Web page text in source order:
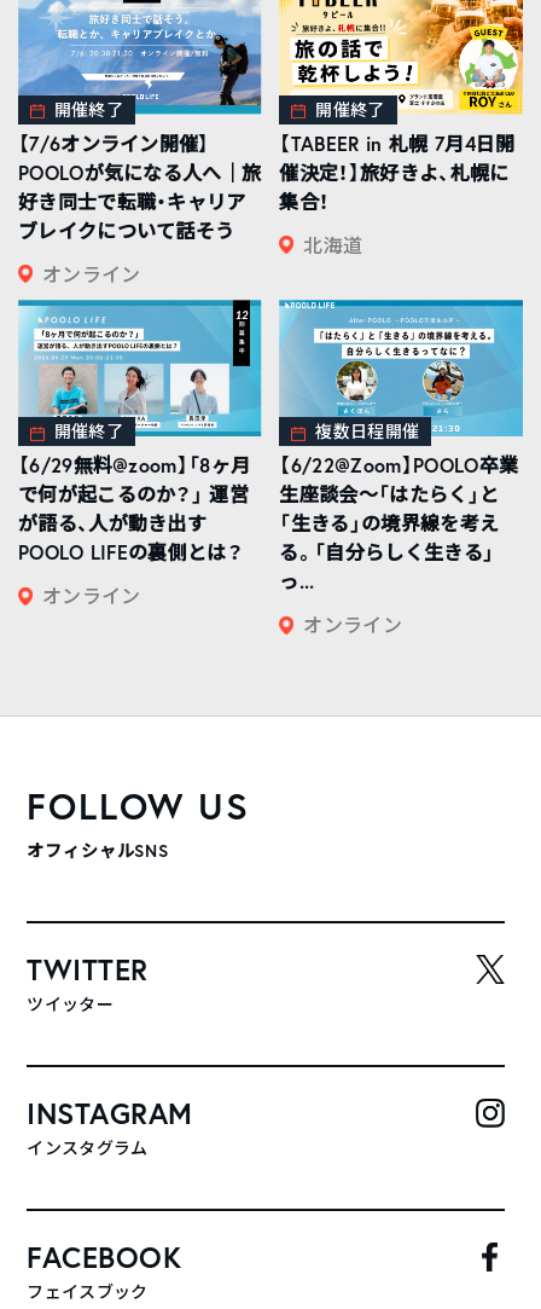
開催終了
【7/6オンライン開催】
POOLOが気になる人へ｜旅
好き同士で転職・キャリア
ブレイクについて話そう
オンライン
開催終了
【TABEER in 札幌 7月4日開
催決定！】旅好きよ、札幌に
集合！
北海道
開催終了
【6/29無料@zoom】「8ヶ月
で何が起こるのか？」 運営
が語る、人が動き出す
POOLO LIFEの裏側とは？
オンライン
複数日程開催
【6/22@Zoom】POOLO卒業
生座談会〜「はたらく」と
「生きる」の境界線を考え
る。「自分らしく生きる」
っ...
オンライン
FOLLOW US
オフィシャルSNS
TWITTER
ツイッター
INSTAGRAM
インスタグラム
FACEBOOK
フェイスブック